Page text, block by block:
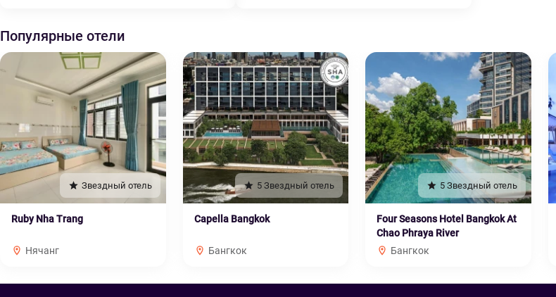
Популярные отели
Звездный отель
Ruby Nha Trang
Нячанг
5 Звездный отель
Capella Bangkok
Бангкок
5 Звездный отель
Four Seasons Hotel Bangkok At
Chao Phraya River
Бангкок